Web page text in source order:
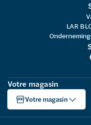
LAR
Votre magasin
Votre magasin